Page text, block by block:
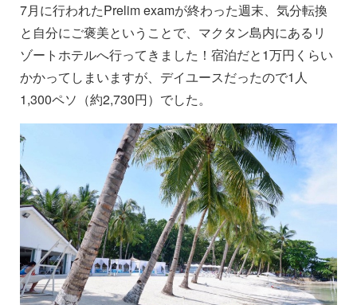
7月に行われたPrelim examが終わった週末、気分転換
と自分にご褒美ということで、マクタン島内にあるリ
ゾートホテルへ行ってきました！宿泊だと1万円くらい
かかってしまいますが、デイユースだったので1人
1,300ペソ（約2,730円）でした。